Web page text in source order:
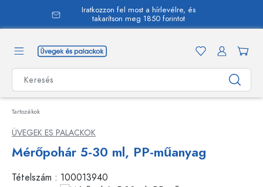
Iratkozzon fel most a hírlevélre, és
takarítson meg 1850 forintot
Tartozékok
ÜVEGEK ES PALACKOK
Mérőpohár 5-30 ml, PP-műanyag
Tételszám : 100013940